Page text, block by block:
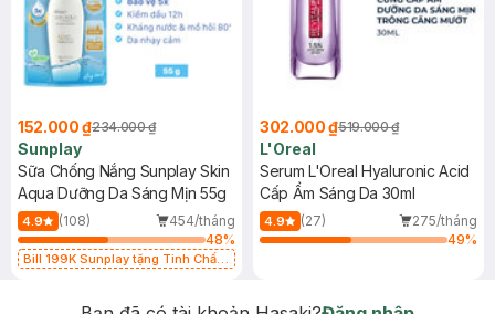
152.000 ₫234.000 ₫
Sunplay
Sữa Chống Nắng Sunplay Skin
Aqua Dưỡng Da Sáng Mịn 55g
4.9 (108)
454/tháng
48%
Bill 199K Sunplay tặng Tinh Chất
302.000 ₫519.000 ₫
L'Oreal
Serum L'Oreal Hyaluronic Acid
Cấp Ẩm Sáng Da 30ml
4.9 (27)
275/tháng
49%